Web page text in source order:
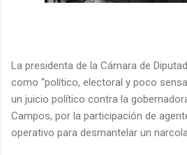
La presidenta de la Cámara de
como “político, electoral y poco
un juicio político contra la
Campos, por la participación de
operativo para desmantelar un